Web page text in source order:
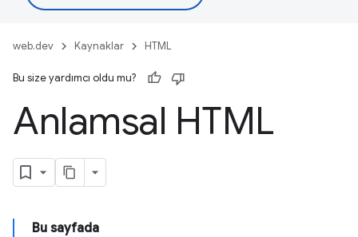
web.dev Kaynaklar HTML
Bu size yardımcı oldu mu?
Anlamsal HTML
Bu sayfada